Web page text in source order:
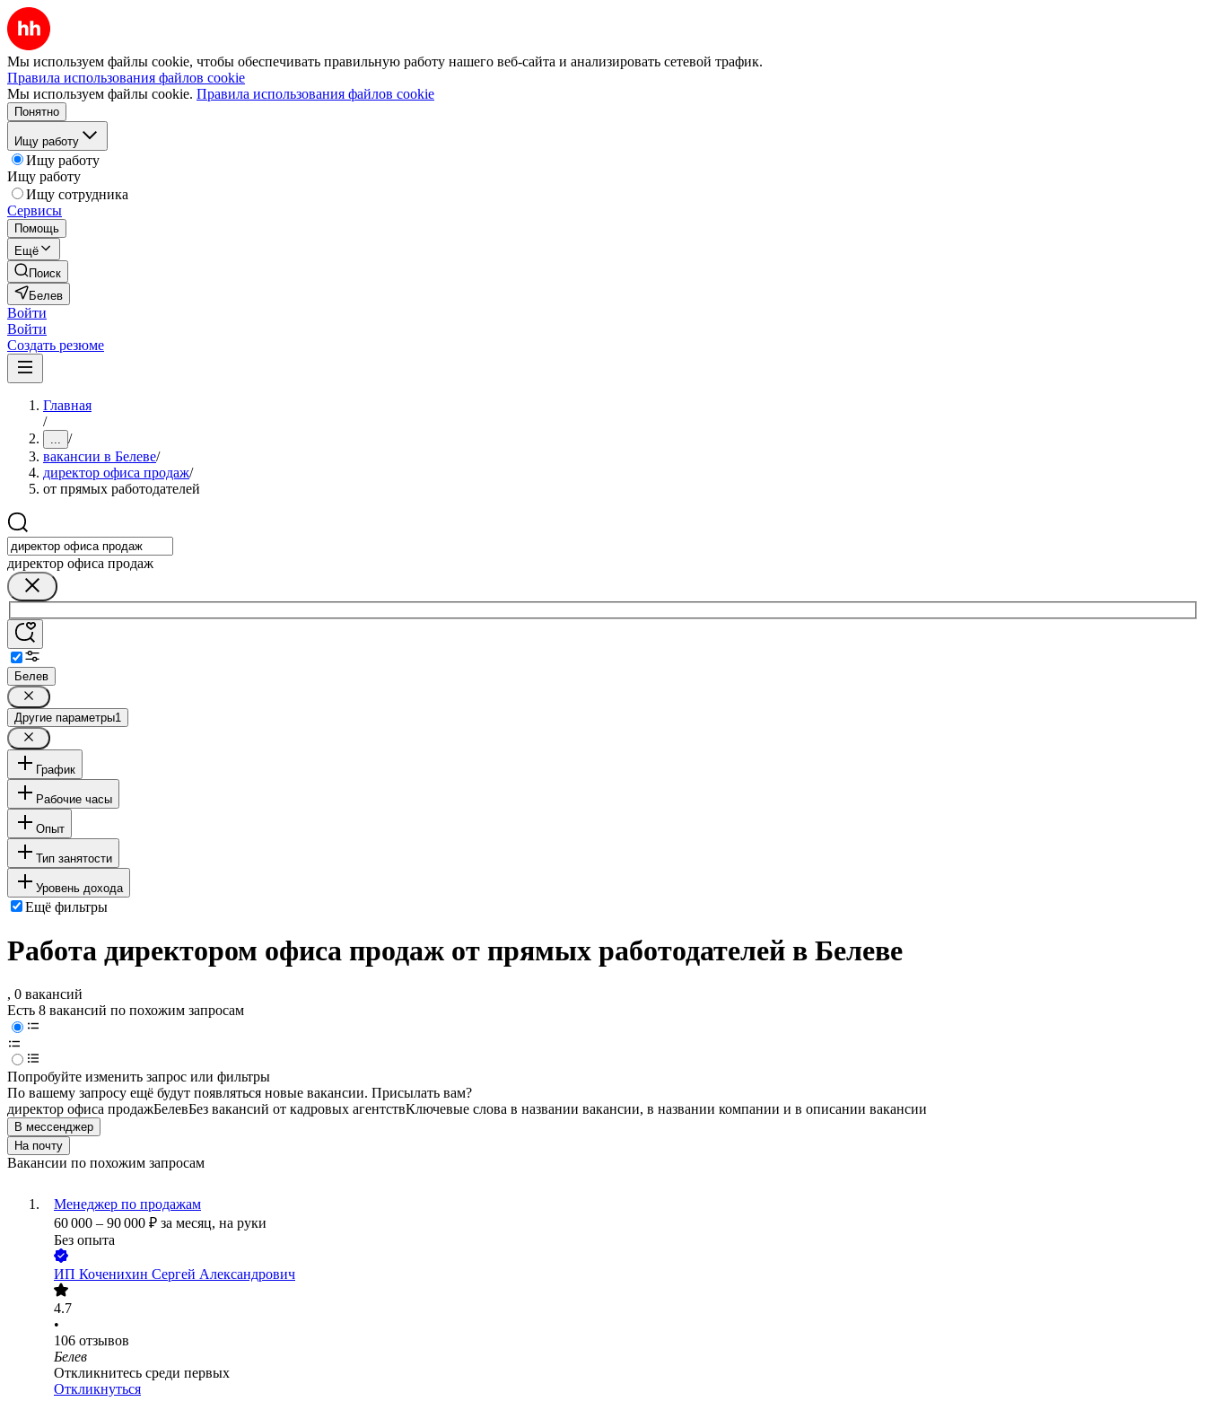
Мы используем файлы cookie, чтобы обеспечивать правильную работу нашего веб-сайта и анализировать сетевой трафик.
Правила использования файлов cookie
Мы используем файлы cookie. Правила использования файлов cookie
Понятно
Ищу работу
Ищу работу
Ищу работу
Ищу сотрудника
Сервисы
Помощь
Ещё
Поиск
Белев
Войти
Войти
Создать резюме
Главная
/
... /
вакансии в Белеве/
директор офиса продаж/
от прямых работодателей
директор офиса продаж
Белев
Другие параметры1
График
Рабочие часы
Опыт
Тип занятости
Уровень дохода
Ещё фильтры
Работа директором офиса продаж от прямых работодателей в Белеве
, 0 вакансий
Есть 8 вакансий по похожим запросам
Попробуйте изменить запрос или фильтры
По вашему запросу ещё будут появляться новые вакансии. Присылать вам?
директор офиса продажБелевБез вакансий от кадровых агентствКлючевые слова в названии вакансии, в названии компании и в описании вакансии
В мессенджер
На почту
Вакансии по похожим запросам
Менеджер по продажам
60 000 – 90 000 ₽ за месяц, на руки
Без опыта
ИП Коченихин Сергей Александрович
4.7
•
106 отзывов
Белев
Откликнитесь среди первых
Откликнуться